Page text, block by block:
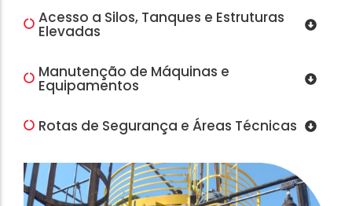
Acesso a Silos, Tanques e Estruturas
Elevadas
Manutenção de Máquinas e
Equipamentos
Rotas de Segurança e Áreas Técnicas